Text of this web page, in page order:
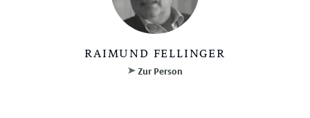
RAIMUND FELLINGER
Zur Person